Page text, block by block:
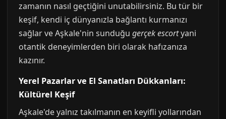
zamanın nasıl geçtiğini unutabilirsiniz. Bu tür bir
keşif, kendi iç dünyanızla bağlantı kurmanızı
sağlar ve Aşkale'nin sunduğu gerçek escortyani
otantik deneyimlerden biri olarak hafızanıza
kazınır.
Yerel Pazarlar ve El Sanatları Dükkanları:
Kültürel Keşif
Aşkale'de yalnız takılmanın en keyifli yollarından